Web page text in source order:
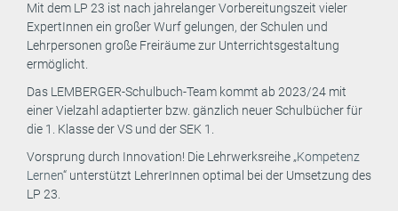
Mit dem LP 23 ist nach jahrelanger Vorbereitungszeit vieler
ExpertInnen ein großer Wurf gelungen, der Schulen und
Lehrpersonen große Freiräume zur Unterrichtsgestaltung
ermöglicht.
Das LEMBERGER-Schulbuch-Team kommt ab 2023/24 mit
einer Vielzahl adaptierter bzw. gänzlich neuer Schulbücher für
die 1. Klasse der VS und der SEK 1.
Vorsprung durch Innovation! Die Lehrwerksreihe „Kompetenz
Lernen“ unterstützt LehrerInnen optimal bei der Umsetzung des
LP 23.